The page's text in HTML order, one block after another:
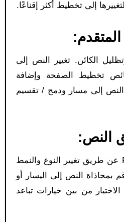
إلى تخطيط أكثر إقناعًا.
الكائن. تغيير النص إلى
تخطيط الصفحة وإضافة
النص إلى مسار ودمج / تقسيم
النص:
قم بتحرير خط نص PDF عن طريق تغيير النوع والنمط
بمحاذاة النص إلى اليسار أو
الاختيار من بين خيارات تباعد